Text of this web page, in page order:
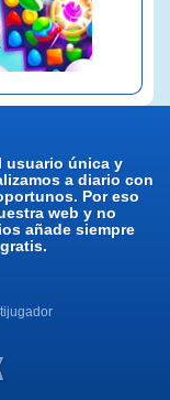
usuario única y
a diario con
Por eso
web y no
añade siempre